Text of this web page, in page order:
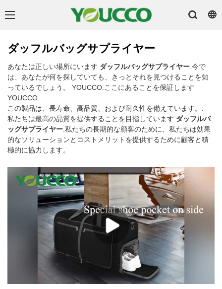
ダッフルバッグサプライヤー
あなたは正しい場所にいます ダッフルバッグサプライヤー.今で
は、あなたが何を探していても、きっとそれを見つけることを知
っているでしょう。 YOUCCO.ここにあることを保証します
YOUCCO.
この製品は、長寿命、高品質、および耐久性を備えています。.
私たちは最高の品質を提供することを目指しています ダッフルバ
ッグサプライヤー.私たちの長期的な顧客のために、私たちは効果
的なソリューションとコストメリットを提供するために顧客と積
極的に協力します。